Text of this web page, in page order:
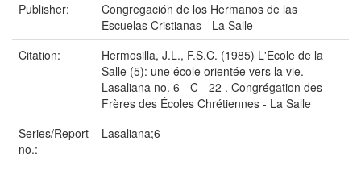
Publisher:
Congregación de los Hermanos de las
Escuelas Cristianas - La Salle
Citation:
Hermosilla, J.L., F.S.C. (1985) L'Ecole de la
Salle (5): une école orientée vers la vie.
Lasaliana no. 6 - C - 22 . Congrégation des
Frères des Écoles Chrétiennes - La Salle
Series/Report
no.:
Lasaliana;6